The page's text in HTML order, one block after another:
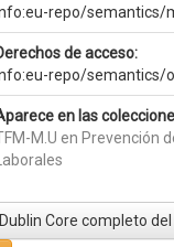
repo/semantics/
de acceso:
repo/semantics/
en las
M.U en Prevención
Laborales
Core completo